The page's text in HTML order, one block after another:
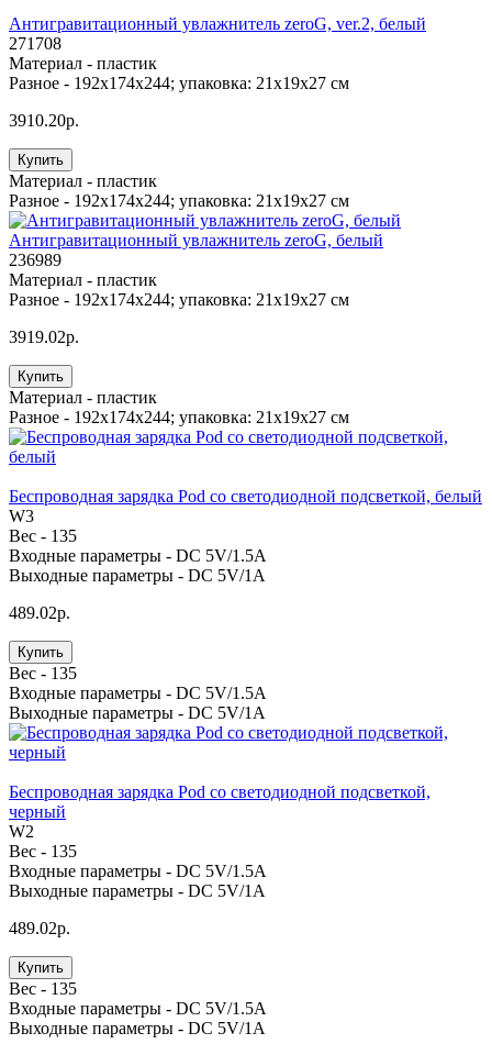
Антигравитационный увлажнитель zeroG, ver.2, белый
271708
Материал - пластик
Разное - 192x174x244; упаковка: 21x19x27 см
3910.20р.
Купить
Материал - пластик
Разное - 192x174x244; упаковка: 21x19x27 см
Антигравитационный увлажнитель zeroG, белый
236989
Материал - пластик
Разное - 192x174x244; упаковка: 21x19x27 см
3919.02р.
Купить
Материал - пластик
Разное - 192x174x244; упаковка: 21x19x27 см
Беспроводная зарядка Pod со светодиодной подсветкой, белый
W3
Вес - 135
Входные параметры - DC 5V/1.5A
Выходные параметры - DC 5V/1A
489.02р.
Купить
Вес - 135
Входные параметры - DC 5V/1.5A
Выходные параметры - DC 5V/1A
Беспроводная зарядка Pod со светодиодной подсветкой,
черный
W2
Вес - 135
Входные параметры - DC 5V/1.5A
Выходные параметры - DC 5V/1A
489.02р.
Купить
Вес - 135
Входные параметры - DC 5V/1.5A
Выходные параметры - DC 5V/1A